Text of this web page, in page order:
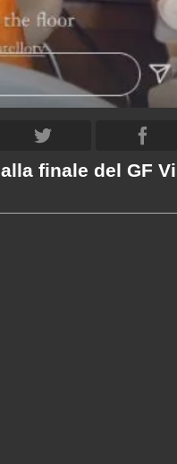
finale del GF